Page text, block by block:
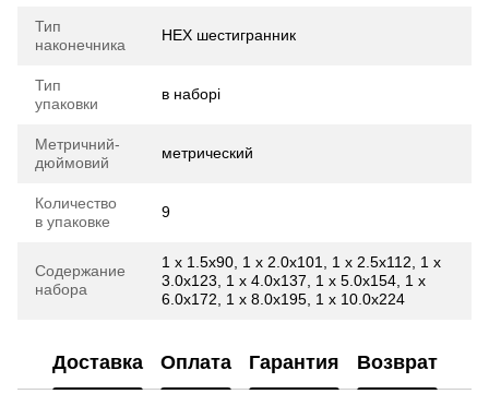
Тип
наконечника
HEX шестигранник
Тип
упаковки
в наборі
Метричний-
дюймовий
метрический
Количество
в упаковке
9
Содержание
набора
1 x 1.5x90, 1 x 2.0x101, 1 x 2.5x112, 1 x
3.0x123, 1 x 4.0x137, 1 x 5.0x154, 1 x
6.0x172, 1 x 8.0x195, 1 x 10.0x224
Доставка Оплата Гарантия Возврат